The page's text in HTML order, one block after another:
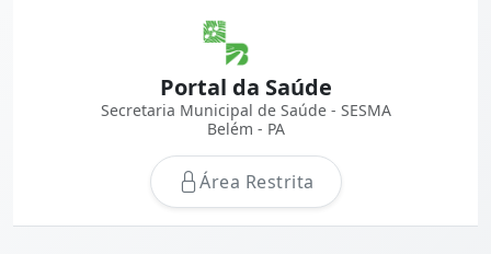
Portal da Saúde
Secretaria Municipal de Saúde - SESMA
Belém - PA
Área Restrita